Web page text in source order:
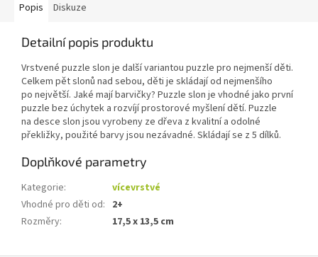
Popis Diskuze
Detailní popis produktu
Vrstvené puzzle slon je další variantou puzzle pro nejmenší děti.
Celkem pět slonů nad sebou, děti je skládají od nejmenšího
po největší. Jaké mají barvičky? Puzzle slon je vhodné jako první
puzzle bez úchytek a rozvíjí prostorové myšlení dětí. Puzzle
na desce slon jsou vyrobeny ze dřeva z kvalitní a odolné
překližky, použité barvy jsou nezávadné. Skládají se z 5 dílků.
Doplňkové parametry
Kategorie:
vícevrstvé
Vhodné pro děti od: 2+
Rozměry: 17,5 x 13,5 cm